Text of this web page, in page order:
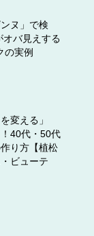
ヌ」で検
バ見えする
の実例
変える」
！40代・50代
り方【植松
ビューテ